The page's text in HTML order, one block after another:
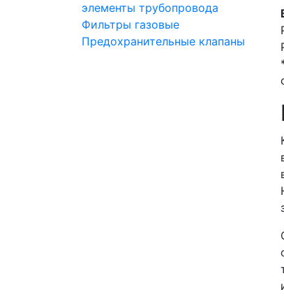
элементы трубопровода
Фильтры газовые
Предохранительные клапаны